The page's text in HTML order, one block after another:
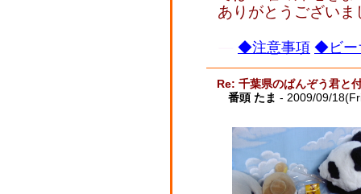
ありがとうございま
◆注意事項 ◆ビー
Re: 千葉県のぱんぞう君と
番頭 たま - 2009/09/